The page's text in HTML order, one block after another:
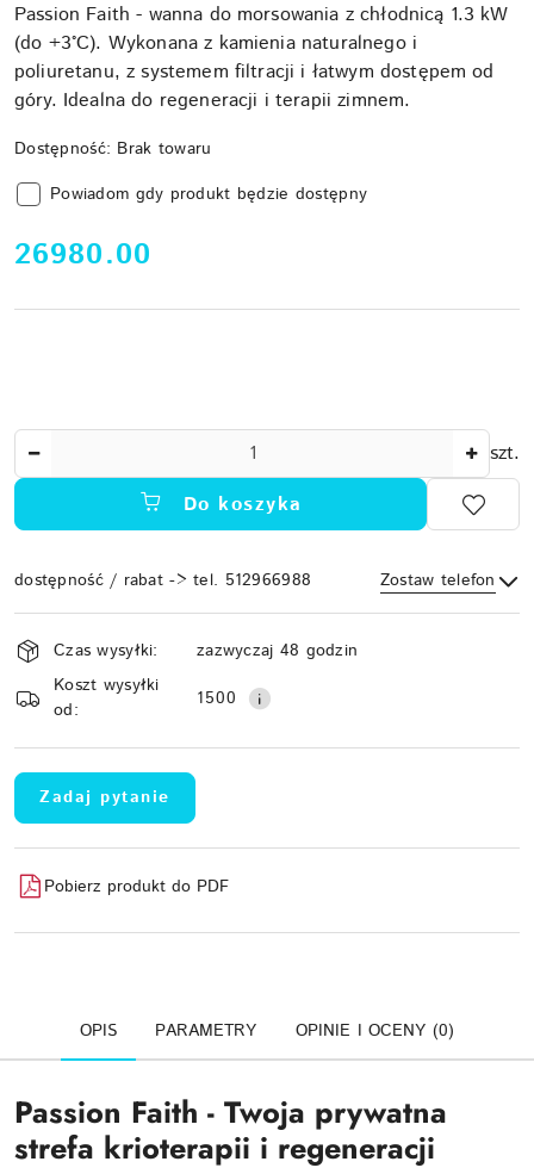
Passion Faith - wanna do morsowania z chłodnicą 1.3 kW
(do +3°C). Wykonana z kamienia naturalnego i
poliuretanu, z systemem filtracji i łatwym dostępem od
góry. Idealna do regeneracji i terapii zimnem.
Dostępność: Brak towaru
Powiadom gdy produkt będzie dostępny
cena:
26980.00
szt.
Do koszyka
dostępność / rabat -> tel. 512966988 Zostaw telefon
Wyślij
Dostępność
i
dostawa
Czas wysyłki:
zazwyczaj 48 godzin
Koszt wysyłki
od:
1500
Zadaj pytanie
Pobierz produkt do PDF
OPIS PARAMETRY OPINIE I OCENY (0)
Passion Faith - Twoja prywatna
strefa krioterapii i regeneracji